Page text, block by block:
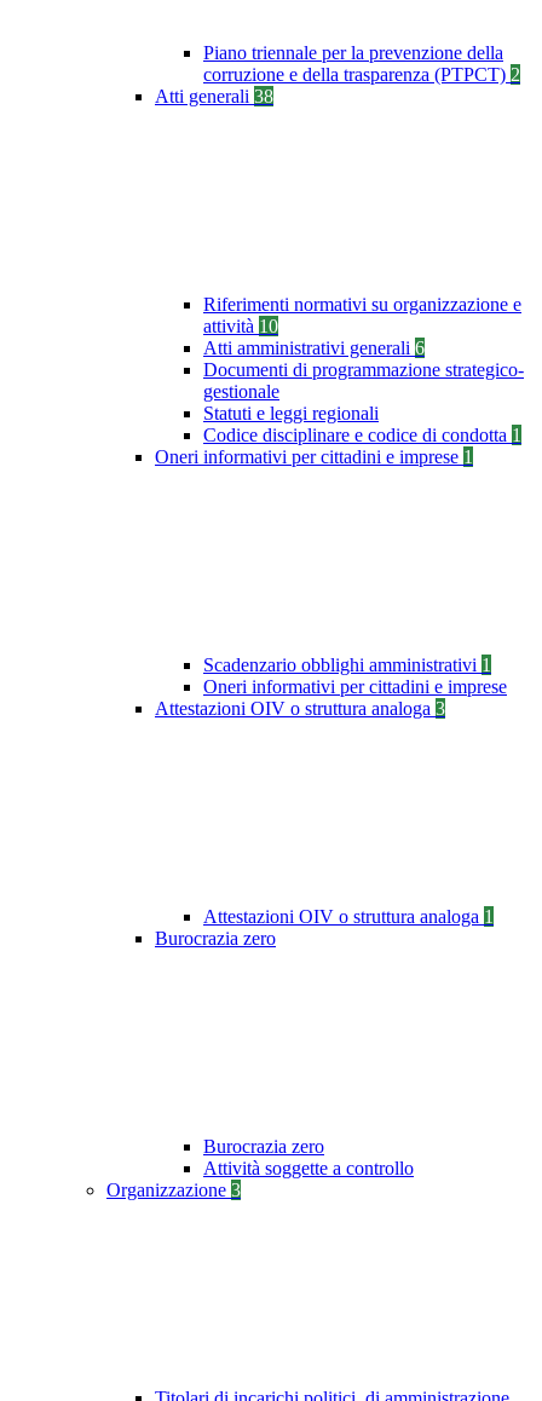
Piano triennale per la prevenzione della
corruzione e della trasparenza (PTPCT) 2
Atti generali 38
Riferimenti normativi su organizzazione e
attività 10
Atti amministrativi generali 6
Documenti di programmazione strategico-
gestionale
Statuti e leggi regionali
Codice disciplinare e codice di condotta 1
Oneri informativi per cittadini e imprese 1
Scadenzario obblighi amministrativi 1
Oneri informativi per cittadini e imprese
Attestazioni OIV o struttura analoga 3
Attestazioni OIV o struttura analoga 1
Burocrazia zero
Burocrazia zero
Attività soggette a controllo
Organizzazione 3